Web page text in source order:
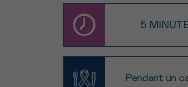
5
Pendant un
Je